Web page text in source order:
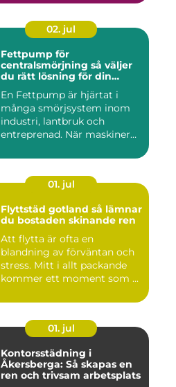
02. jul
Fettpump för
centralsmörjning så väljer
du rätt lösning för din
En Fettpump är hjärtat i
många smörjsystem inom
industri, lantbruk och
entreprenad. När maskiner
01. jul
Flyttstäd gotland så lämnar
du bostaden skinande ren
Att flytta är ofta en
blandning av förväntan och
stress. Mitt i allt packande
kommer ett moment som ...
01. jul
Kontorsstädning i
Åkersberga: Så skapas en
ren och trivsam arbetsplats